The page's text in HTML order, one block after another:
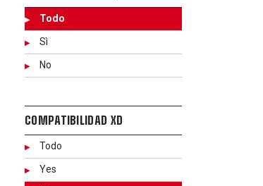
Todo
Sì
No
COMPATIBILIDAD XD
Todo
Yes